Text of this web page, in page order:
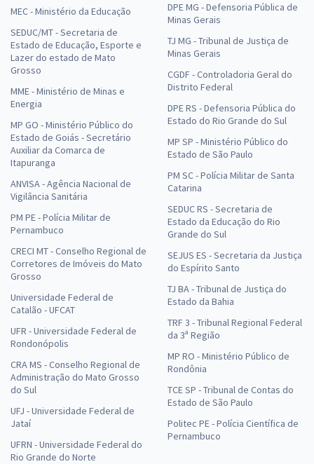
MEC - Ministério da Educação
SEDUC/MT - Secretaria de
Estado de Educação, Esporte e
Lazer do estado de Mato
Grosso
MME - Ministério de Minas e
Energia
MP GO - Ministério Público do
Estado de Goiás - Secretário
Auxiliar da Comarca de
Itapuranga
ANVISA - Agência Nacional de
Vigilância Sanitária
PM PE - Polícia Militar de
Pernambuco
CRECI MT - Conselho Regional de
Corretores de Imóveis do Mato
Grosso
Universidade Federal de
Catalão - UFCAT
UFR - Universidade Federal de
Rondonópolis
CRA MS - Conselho Regional de
Administração do Mato Grosso
do Sul
UFJ - Universidade Federal de
Jataí
UFRN - Universidade Federal do
Rio Grande do Norte
DPE MG - Defensoria Pública de
Minas Gerais
TJ MG - Tribunal de Justiça de
Minas Gerais
CGDF - Controladoria Geral do
Distrito Federal
DPE RS - Defensoria Pública do
Estado do Rio Grande do Sul
MP SP - Ministério Público do
Estado de São Paulo
PM SC - Polícia Militar de Santa
Catarina
SEDUC RS - Secretaria de
Estado da Educação do Rio
Grande do Sul
SEJUS ES - Secretaria da Justiça
do Espírito Santo
TJ BA - Tribunal de Justiça do
Estado da Bahia
TRF 3 - Tribunal Regional Federal
da 3ª Região
MP RO - Ministério Público de
Rondônia
TCE SP - Tribunal de Contas do
Estado de São Paulo
Politec PE - Polícia Científica de
Pernambuco